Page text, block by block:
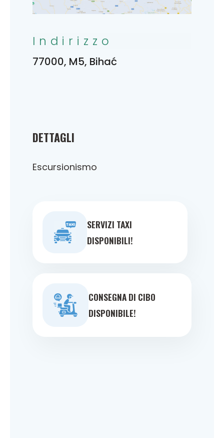
DETTAGLI
Escursionismo
SERVIZI TAXI
DISPONIBILI!
CONSEGNA DI CIBO
DISPONIBILE!
Indirizzo
77000, M5, Bihać